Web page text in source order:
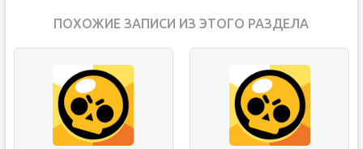
ПОХОЖИЕ ЗАПИСИ ИЗ ЭТОГО РАЗДЕЛА